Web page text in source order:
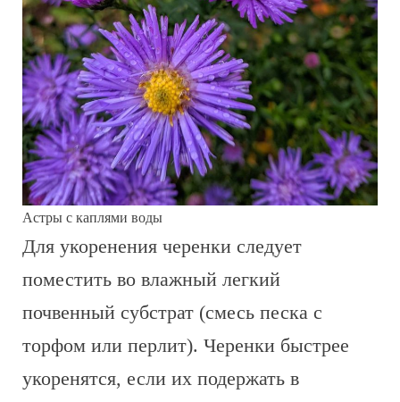
Астры с каплями воды
Для укоренения черенки следует
поместить во влажный легкий
почвенный субстрат (смесь песка с
торфом или перлит). Черенки быстрее
укоренятся, если их подержать в